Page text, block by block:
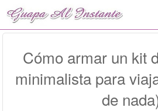
Cómo armar un kit
minimalista para
de